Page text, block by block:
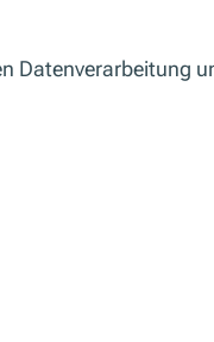
Datenverarbeitung